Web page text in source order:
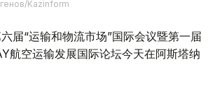
Kazinform
届“运输和物流市场”国际会议暨第一届
航空运输发展国际论坛今天在阿斯塔纳